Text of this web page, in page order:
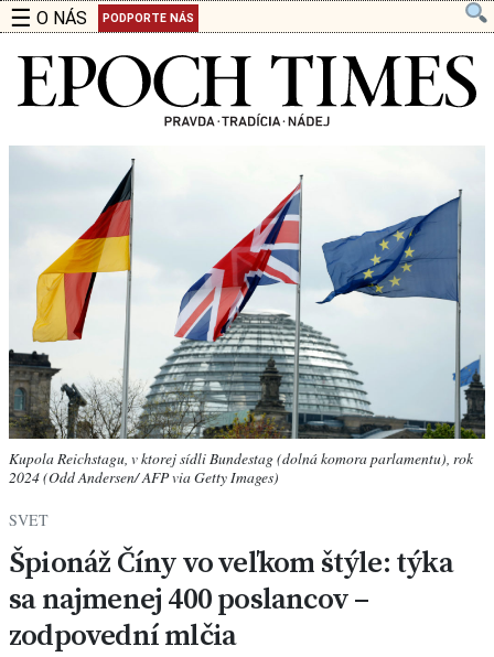
☰ O NÁS PODPORTE NÁS
Kupola Reichstagu, v ktorej sídli Bundestag (dolná komora parlamentu), rok
2024 (Odd Andersen/ AFP via Getty Images)
SVET
Špionáž Číny vo veľkom štýle: týka
sa najmenej 400 poslancov –
zodpovední mlčia